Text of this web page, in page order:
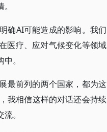
确AI可能造成的影响。我们
医疗、应对气候变化等领域
。
最前列的两个国家，都为这
我相信这样的对话还会持续
。